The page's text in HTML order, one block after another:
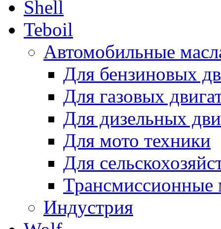
Shell
Teboil
Автомобильные
Для бензиновых
Для газовых
Для дизельных
Для мото техники
Для
Трансмиссионные
Индустрия